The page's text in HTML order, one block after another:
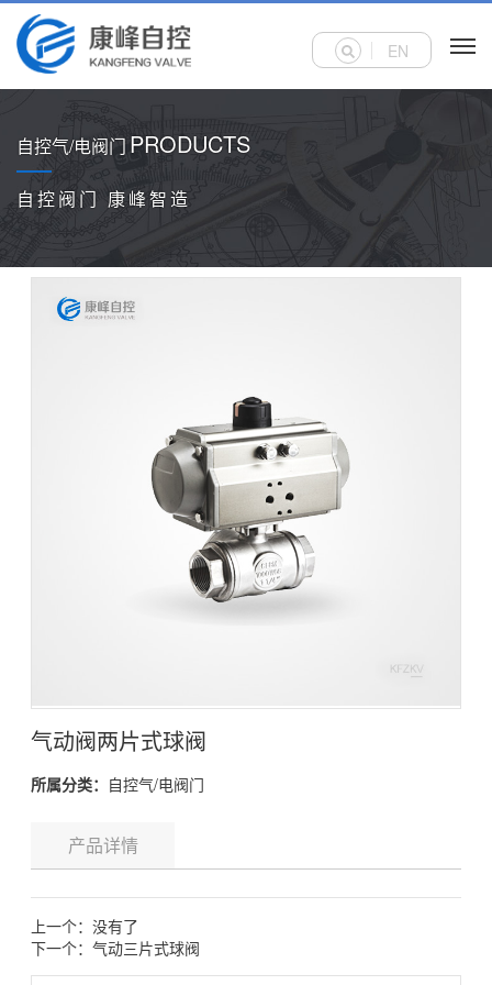
EN
自控气/电阀门 PRODUCTS
自控阀门 康峰智造
气动阀两片式球阀
所属分类： 自控气/电阀门
产品详情
上一个：没有了
下一个：气动三片式球阀